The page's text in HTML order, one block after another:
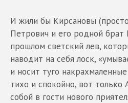
И жили бы Кирсановы
Петрович и его родной брат
прошлом светский лев,
наводит на себя лоск,
и носит туго
тихо и спокойно, вот только
собой в гости нового